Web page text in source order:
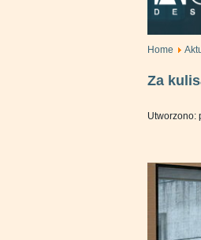
Home
Za
Utworzono: